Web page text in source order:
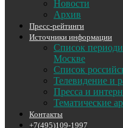
Новости
Архив
Пресс-рейтинги
Источники информации
Список
Москве
Список
Телевидение и
Пресса и
Тематические
Контакты
+7(495)109-1997